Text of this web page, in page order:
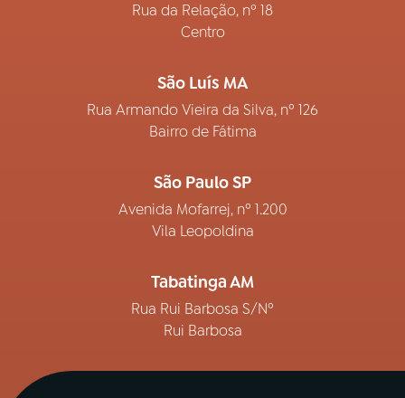
Rua da Relação, nº 18
Centro
São Luís MA
Rua Armando Vieira da Silva, nº 126
Bairro de Fátima
São Paulo SP
Avenida Mofarrej, nº 1.200
Vila Leopoldina
Tabatinga AM
Rua Rui Barbosa S/Nº
Rui Barbosa